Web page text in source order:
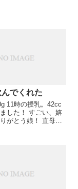
でくれた
した！ すごい、嬉
とう娘！ 直母の
一番可愛いくて、